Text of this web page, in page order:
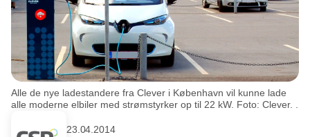
Alle de nye ladestandere fra Clever i København vil kunne lade
alle moderne elbiler med strømstyrker op til 22 kW. Foto: Clever. .
23.04.2014